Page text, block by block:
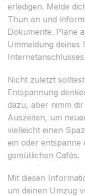
erledigen. Melde
Thun an und
Dokumente. Plane
Ummeldung deines
Nicht zuletzt
Entspannung
dazu, aber nimm
Auszeiten, um
vielleicht einen
ein oder entspanne
gemütlichen Cafés.
Mit diesen
um deinen Umzug